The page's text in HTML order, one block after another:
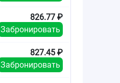
826.77 ₽
Забронировать
827.45 ₽
Забронировать